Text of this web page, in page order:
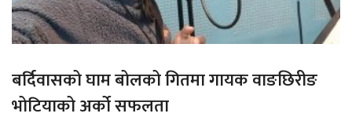
बर्दिवासको घाम बोलको गितमा गायक वाङछिरीङ
भोटियाको अर्को सफलता